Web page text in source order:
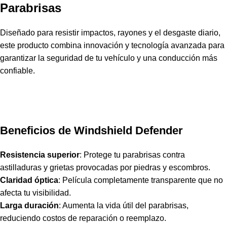
Parabrisas
Diseñado para resistir impactos, rayones y el desgaste diario,
este producto combina innovación y tecnología avanzada para
garantizar la seguridad de tu vehículo y una conducción más
confiable.
Beneficios de Windshield Defender
Resistencia superior: Protege tu parabrisas contra
astilladuras y grietas provocadas por piedras y escombros.
Claridad óptica: Película completamente transparente que no
afecta tu visibilidad.
Larga duración: Aumenta la vida útil del parabrisas,
reduciendo costos de reparación o reemplazo.